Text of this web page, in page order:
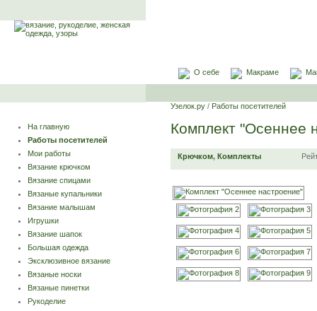
О себе Макраме
На главную
Работы посетителей
Мои работы
Вязание крючком
Вязание спицами
Вязаные купальники
Вязание малышам
Игрушки
Вязание шапок
Большая одежда
Эксклюзивное вязание
Вязаные носки
Вязаные пинетки
Рукоделие
Узелок.ру / Работы посетителей
Комплект "Осеннее
Крючком, Комплекты